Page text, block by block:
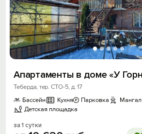
Апартаменты в доме «У
Теберда, тер. СТО-5, д. 17
Бассейн
Кухня Парковка
Мангал
Детская площадка
за 1 сутки